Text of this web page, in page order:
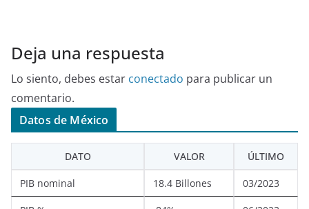
Deja una respuesta
Lo siento, debes estar conectado para publicar un
comentario.
Datos de México
DATO VALOR ÚLTIMO
PIB nominal 18.4 Billones 03/2023